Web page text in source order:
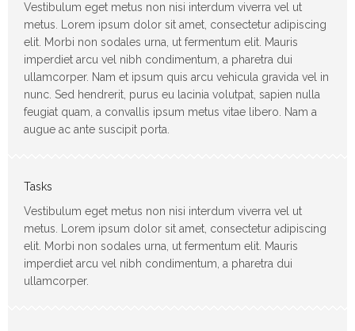
Vestibulum eget metus non nisi interdum viverra vel ut
metus. Lorem ipsum dolor sit amet, consectetur adipiscing
elit. Morbi non sodales urna, ut fermentum elit. Mauris
imperdiet arcu vel nibh condimentum, a pharetra dui
ullamcorper. Nam et ipsum quis arcu vehicula gravida vel in
nunc. Sed hendrerit, purus eu lacinia volutpat, sapien nulla
feugiat quam, a convallis ipsum metus vitae libero. Nam a
augue ac ante suscipit porta.
Tasks
Vestibulum eget metus non nisi interdum viverra vel ut
metus. Lorem ipsum dolor sit amet, consectetur adipiscing
elit. Morbi non sodales urna, ut fermentum elit. Mauris
imperdiet arcu vel nibh condimentum, a pharetra dui
ullamcorper.